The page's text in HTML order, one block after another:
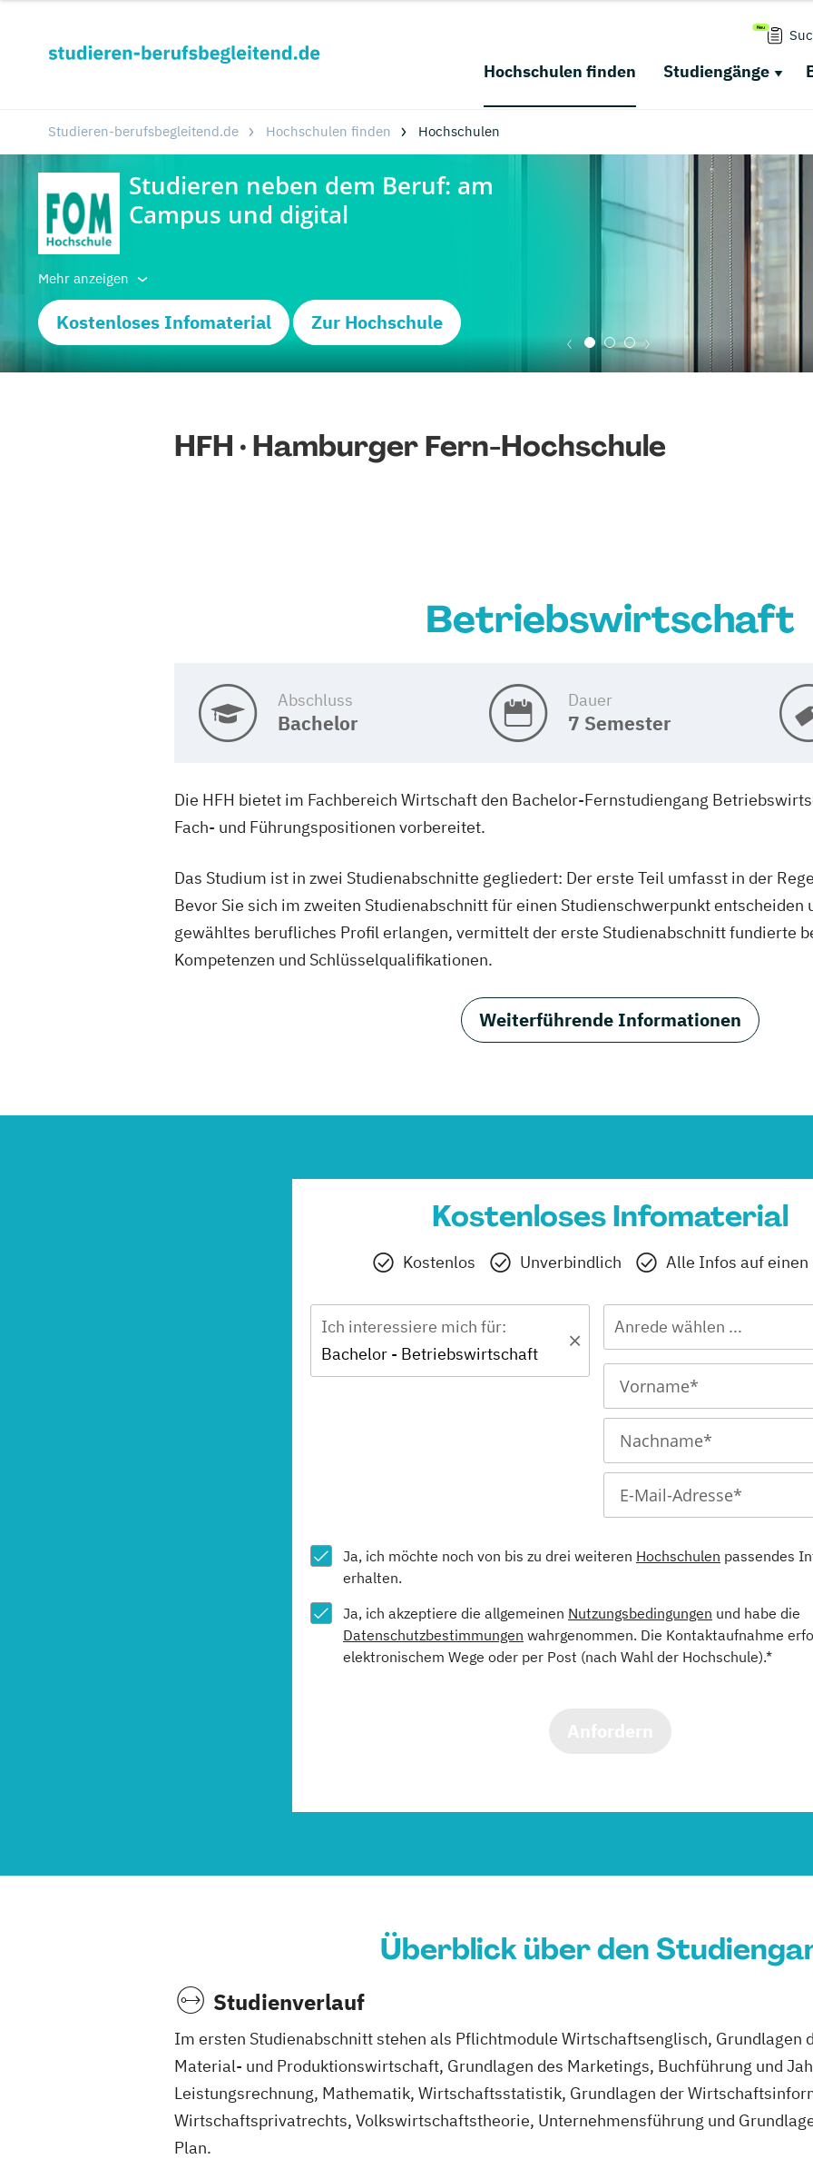
Hochschulen finden Studiengänge
Studieren-berufsbegleitend.de Hochschulen finden Hochschulen
Mehr anzeigen
Kostenloses Infomaterial Zur Hochschule
HFH · Hamburger Fern-Hochschule
Betriebswirtschaft
Abschluss
Bachelor
Dauer
7 Semester
Die HFH bietet im Fachbereich Wirtschaft den Bachelor-Fernstudiengang
Fach- und Führungspositionen vorbereitet.
Das Studium ist in zwei Studienabschnitte gegliedert: Der erste Teil umfasst in der
Bevor Sie sich im zweiten Studienabschnitt für einen Studienschwerpunkt
gewähltes berufliches Profil erlangen, vermittelt der erste Studienabschnitt fundierte
Kompetenzen und Schlüsselqualifikationen.
Weiterführende Informationen
Kostenloses Infomaterial
Kostenlos Unverbindlich Alle Infos auf einen
Ich interessiere mich für:
Bachelor - Betriebswirtschaft
Anrede wählen ...
Ja, ich möchte noch von bis zu drei weiteren Hochschulen passendes
erhalten.
Ja, ich akzeptiere die allgemeinen Nutzungsbedingungen und habe die
Datenschutzbestimmungen wahrgenommen. Die Kontaktaufnahme
elektronischem Wege oder per Post (nach Wahl der Hochschule).*
Überblick über den
Studienverlauf
Im ersten Studienabschnitt stehen als Pflichtmodule Wirtschaftsenglisch,
Material- und Produktionswirtschaft, Grundlagen des Marketings, Buchführung und
Leistungsrechnung, Mathematik, Wirtschaftsstatistik, Grundlagen der
Wirtschaftsprivatrechts, Volkswirtschaftstheorie, Unternehmensführung und
Plan.